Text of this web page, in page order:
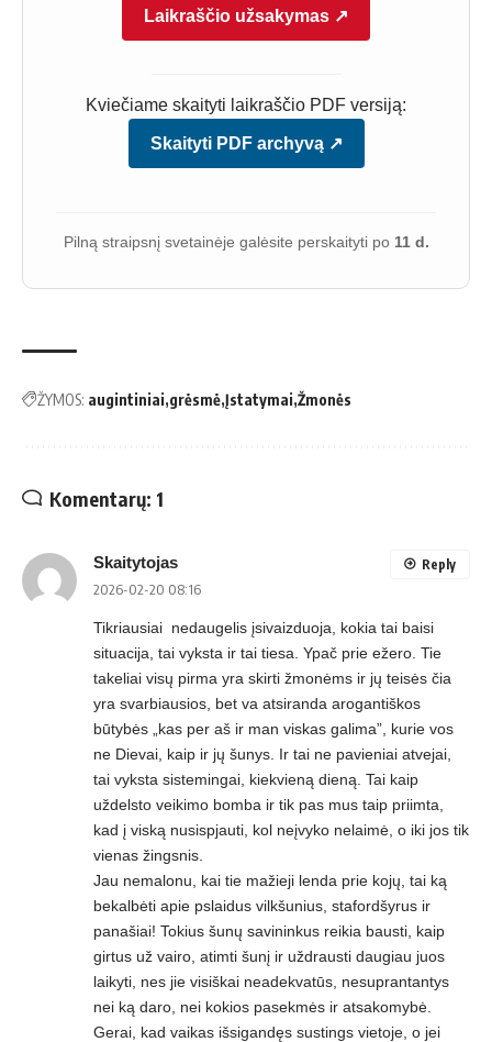
Laikraščio užsakymas ↗
Kviečiame skaityti laikraščio PDF versiją:
Skaityti PDF archyvą ↗
Pilną straipsnį svetainėje galėsite perskaityti po 11 d.
ŽYMOS: augintiniai grėsmė Įstatymai Žmonės
Komentarų: 1
Skaitytojas
2026-02-20 08:16
Tikriausiai nedaugelis įsivaizduoja, kokia tai baisi
situacija, tai vyksta ir tai tiesa. Ypač prie ežero. Tie
takeliai visų pirma yra skirti žmonėms ir jų teisės čia
yra svarbiausios, bet va atsiranda arogantiškos
būtybės „kas per aš ir man viskas galima”, kurie vos
ne Dievai, kaip ir jų šunys. Ir tai ne pavieniai atvejai,
tai vyksta sistemingai, kiekvieną dieną. Tai kaip
uždelsto veikimo bomba ir tik pas mus taip priimta,
kad į viską nusispjauti, kol neįvyko nelaimė, o iki jos tik
vienas žingsnis.
Jau nemalonu, kai tie mažieji lenda prie kojų, tai ką
bekalbėti apie pslaidus vilkšunius, stafordšyrus ir
panašiai! Tokius šunų savininkus reikia bausti, kaip
girtus už vairo, atimti šunį ir uždrausti daugiau juos
laikyti, nes jie visiškai neadekvatūs, nesuprantantys
nei ką daro, nei kokios pasekmės ir atsakomybė.
Gerai, kad vaikas išsigandęs sustings vietoje, o jei
Reply